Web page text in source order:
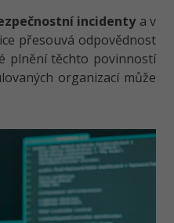
incidentya v
přesouvá odpovědnost
plnění těchto povinností
organizací může